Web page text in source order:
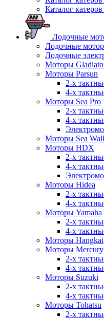
Каталог
Лодочные
Лодочные
Лодочные
Моторы
Моторы Parsun
2-х
4-х
Моторы Sea Pro
2-х
4-х
Моторы Sea
Моторы HDX
2-х
4-х
Моторы Hidea
2-х
4-х
Моторы Yamaha
2-х
4-х
Моторы Hangkai
Моторы Mercury
2-х
4-х
Моторы Suzuki
2-х
4-х
Моторы Tohatsu
2-х